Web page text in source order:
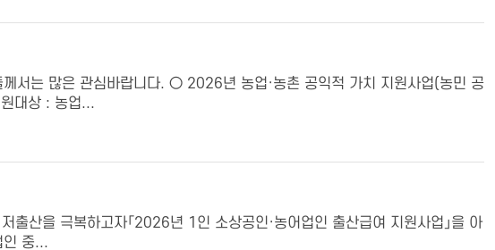
서는 많은 관심바랍니다. ○ 2026년 농업·농촌 공익적 가치 지원사업(농민 공
대상 : 농업...
산을 극복하고자「2026년 1인 소상공인·농어업인 출산급여 지원사업」을 아
인 중...